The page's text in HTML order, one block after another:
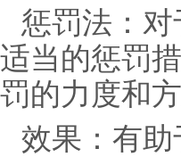
惩罚法：
适当的惩罚
罚的力度和
效果：有